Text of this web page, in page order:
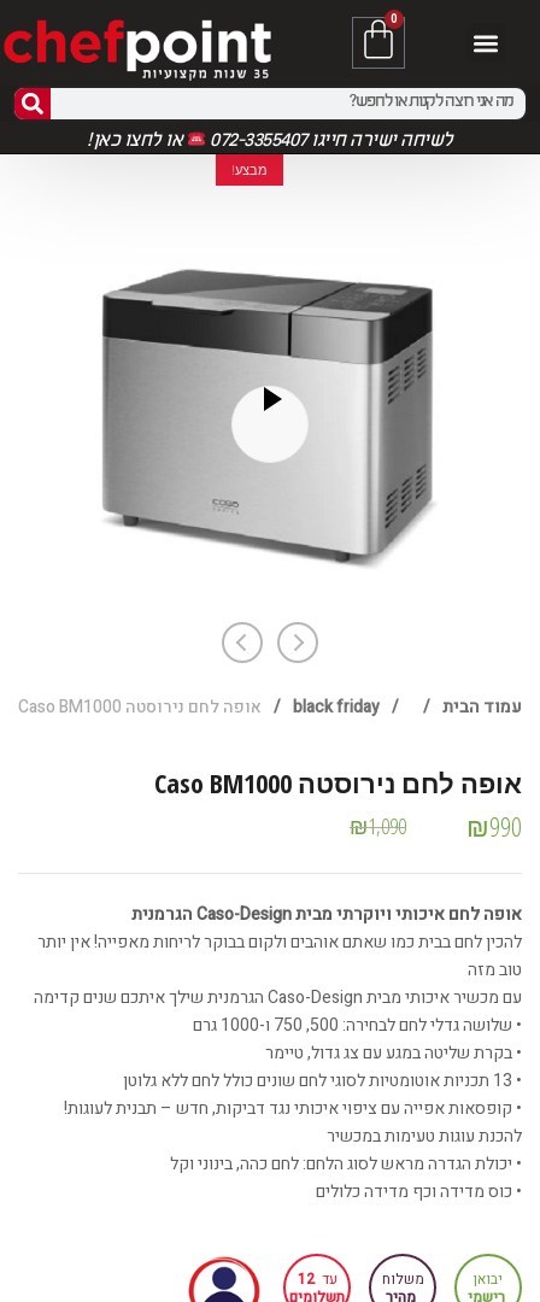
0
לשיחה ישירה חייגו 072-3355407 אולחצו כאן!
מבצע!
עמוד הבית /
/
black friday
/ אופה לחם נירוסטה Caso BM1000
אופה לחם נירוסטה Caso BM1000
₪1,090 ₪990
אופה לחם איכותי ויוקרתי מבית Caso-Design הגרמנית
להכין לחם בבית כמו שאתם אוהבים ולקום בבוקר לריחות מאפייה! אין יותר
טוב מזה
עם מכשיר איכותי מבית Caso-Design הגרמנית שילך איתכם שנים קדימה
• שלושה גדלי לחם לבחירה: 500, 750 ו-1000 גרם
• בקרת שליטה במגע עם צג גדול, טיימר
• 13 תכניות אוטומטיות לסוגי לחם שונים כולל לחם ללא גלוטן
• קופסאות אפייה עם ציפוי איכותי נגד דביקות, חדש – תבנית לעוגות!
להכנת עוגות טעימות במכשיר
• יכולת הגדרה מראש לסוג הלחם: לחם כהה, בינוני וקל
• כוס מדידה וכף מדידה כלולים
יבואן
רישמי
משלוח
מהיר
עד 12
תשלומים